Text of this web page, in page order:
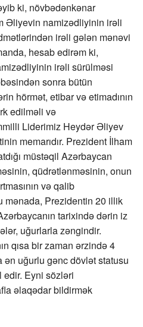
ki, növbədənkənar
Əliyevin namizədliyinin irəli
irəli gələn mənəvi
hesab edirəm ki,
irəli sürülməsi
sonra bütün
hörmət, etibar və etimadının
edilməli və
Liderimiz Heydər Əliyev
memarıdır. Prezident İlham
müstəqil Azərbaycan
qüdrətlənməsinin, onun
və qalib
mənada, Prezidentin 20 illik
tarixində dərin iz
uğurlarla zəngindir.
qısa bir zaman ərzində 4
ən uğurlu gənc dövlət statusu
edir. Eyni sözləri
əlaqədar bildirmək